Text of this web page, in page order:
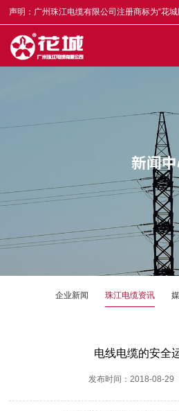
声明：广州珠江电缆有限公司注册商标为“花
合格证均印有“木棉花”标志，凡不符者为假冒
13922335835。
企业新闻 珠江电缆资讯
电线电缆的安全
发布时间：2018-08-29